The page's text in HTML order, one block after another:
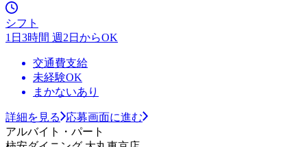
シフト
1日3時間 週2日からOK
交通費支給
未経験OK
まかないあり
詳細を見る
応募画面に進む
アルバイト・パート